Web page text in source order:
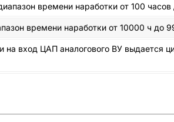
времени наработки от 100
времени наработки от 10000 ч до
вход ЦАП аналогового ВУ выдается